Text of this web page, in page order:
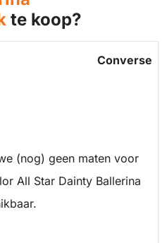
te koop?
Converse
(nog) geen maten voor
All Star Dainty Ballerina